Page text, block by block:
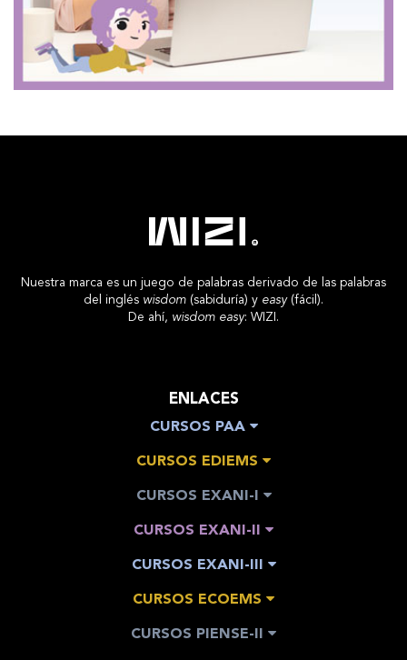
Nuestra marca es un juego de palabras derivado de las palabras
del inglés wisdom (sabiduría) y easy(fácil).
De ahí, wisdom easy: WIZI.
ENLACES
CURSOS PAA
CURSOS EDIEMS
CURSOS EXANI-I
CURSOS EXANI-II
CURSOS EXANI-III
CURSOS ECOEMS
CURSOS PIENSE-II